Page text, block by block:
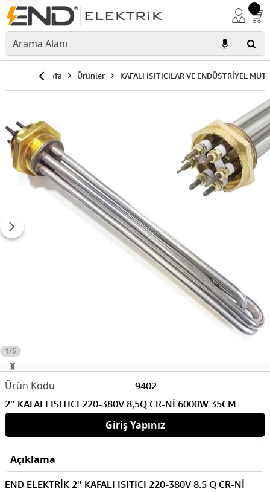
Anasayfa Ürünler KAFALI ISITICILAR VE ENDÜSTRİYEL
1/5
9402
2'' KAFALI ISITICI 220-380V 8,5Q CR-Nİ 6000W 35CM
Giriş Yapınız
Açıklama
END ELEKTRİK 2'' KAFALI ISITICI 220-380V 8.5 Q CR-Nİ